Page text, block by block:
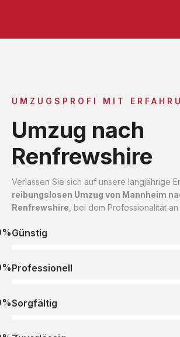
UMZUGSPROFI MIT
Umzug nach
Renfrewshire
Verlassen Sie sich auf unsere langjährige
reibungslosen Umzug von Mannheim
Renfrewshire , bei dem Professionalität
Günstig
Professionell
Sorgfältig